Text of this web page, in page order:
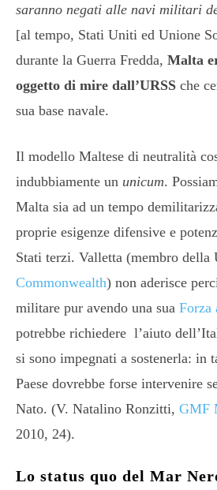
saranno negati alle navi militari
[al tempo, Stati Uniti ed Unione
durante la Guerra Fredda, Malta
oggetto di mire dall’URSS che
sua base navale.
Il modello Maltese di neutralità
indubbiamente un unicum.
Malta sia ad un tempo
proprie esigenze difensive e
Stati terzi. Valletta (membro della
Commonwealth) non aderisce
militare pur avendo una sua Forza
potrebbe richiedere l’aiuto
si sono impegnati a sostenerla: in
Paese dovrebbe forse intervenire
Nato. (V. Natalino Ronzitti, GMF
2010, 24).
Lo status quo del Mar